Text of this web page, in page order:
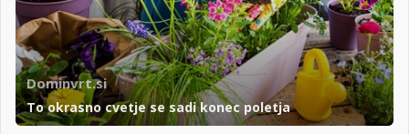
Dominvrt.si
To okrasno cvetje se sadi konec poletja